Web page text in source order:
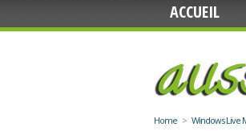
ACCUEIL
Home > Windows Live